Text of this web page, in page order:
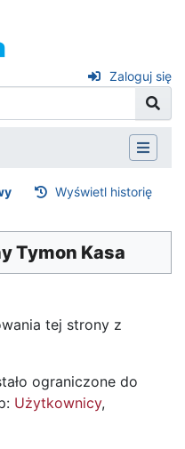
Zaloguj się
Wyświetl historię
Tymon Kasa
tej strony z
ograniczone do
Użytkownicy,